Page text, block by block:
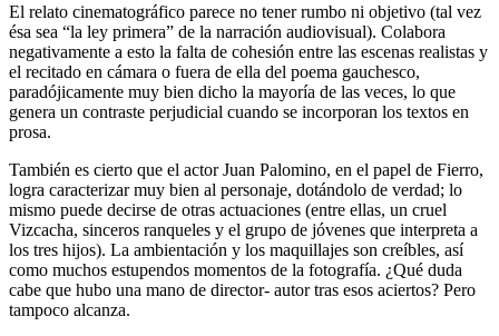
El relato cinematográfico parece no tener rumbo ni objetivo (tal vez
ésa sea “la ley primera” de la narración audiovisual). Colabora
negativamente a esto la falta de cohesión entre las escenas realistas y
el recitado en cámara o fuera de ella del poema gauchesco,
paradójicamente muy bien dicho la mayoría de las veces, lo que
genera un contraste perjudicial cuando se incorporan los textos en
prosa.
También es cierto que el actor Juan Palomino, en el papel de Fierro,
logra caracterizar muy bien al personaje, dotándolo de verdad; lo
mismo puede decirse de otras actuaciones (entre ellas, un cruel
Vizcacha, sinceros ranqueles y el grupo de jóvenes que interpreta a
los tres hijos). La ambientación y los maquillajes son creíbles, así
como muchos estupendos momentos de la fotografía. ¿Qué duda
cabe que hubo una mano de director- autor tras esos aciertos? Pero
tampoco alcanza.